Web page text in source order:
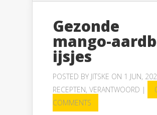
Gezonde
mango-
ijsjes
POSTED BY JITSKE ON 1 JUN,
RECEPTEN, VERANTWOORD |
COMMENTS